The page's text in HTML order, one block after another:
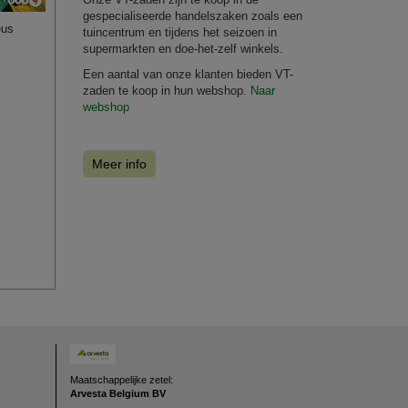
gespecialiseerde handelszaken zoals een
tuincentrum en tijdens het seizoen in
supermarkten en doe-het-zelf winkels.
Een aantal van onze klanten bieden VT-
zaden te koop in hun webshop. Naar
webshop
Meer info
Maatschappelijke zetel:
Arvesta Belgium BV